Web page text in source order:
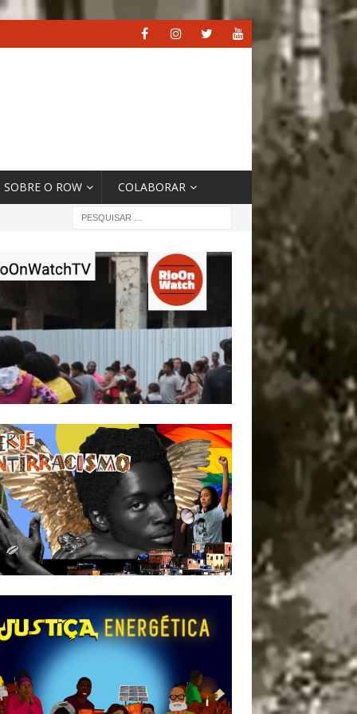
SOBRE O ROW COLABORAR